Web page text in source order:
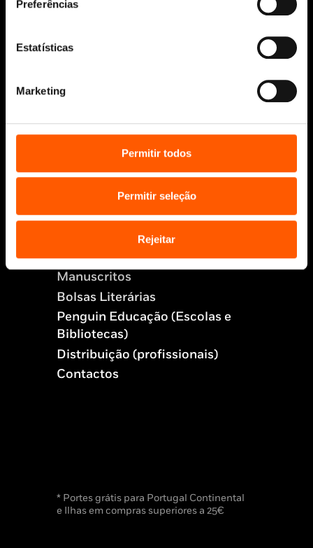
Preferências
Estatísticas
Marketing
Permitir todos
Permitir seleção
Rejeitar
Política de Cookies
Ajuda, Termos e Condições
© 2026 Penguin Random House Grupo Editorial
Todos os direitos reservados.
Desenvolvido porMake It Digital
Sobre nós
Manuscritos
Bolsas Literárias
Penguin Educação (Escolas e
Bibliotecas)
Distribuição (profissionais)
Contactos
* Portes grátis para Portugal Continental
e Ilhas em compras superiores a 25€